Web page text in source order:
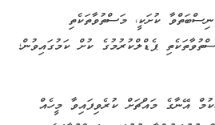
ކުށަކީ، މަސްތުވާތަކެތި
ޕެޑްލްކުރުމުގެ ކުށް ކަމުގައިވުން؛
އޭނާގެ މައްޗަށް ކުރެވިފައިވާ މީހެއް